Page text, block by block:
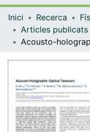
Inici Recerca